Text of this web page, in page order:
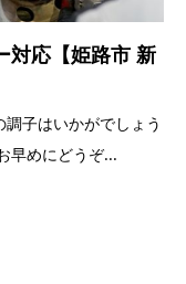
対応【姫路市 新
子はいかがでしょう
早めにどうぞ...